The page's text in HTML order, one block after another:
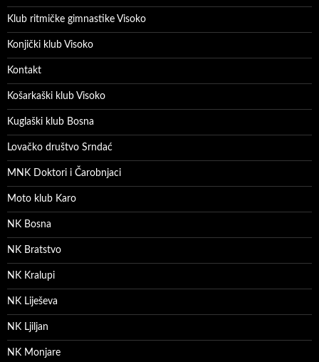
Klub ritmičke gimnastike Visoko
Konjički klub Visoko
Kontakt
Košarkaški klub Visoko
Kuglaški klub Bosna
Lovačko društvo Srndać
MNK Doktori i Čarobnjaci
Moto klub Karo
NK Bosna
NK Bratstvo
NK Kralupi
NK Liješeva
NK Ljiljan
NK Monjare